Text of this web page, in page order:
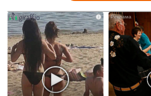
i